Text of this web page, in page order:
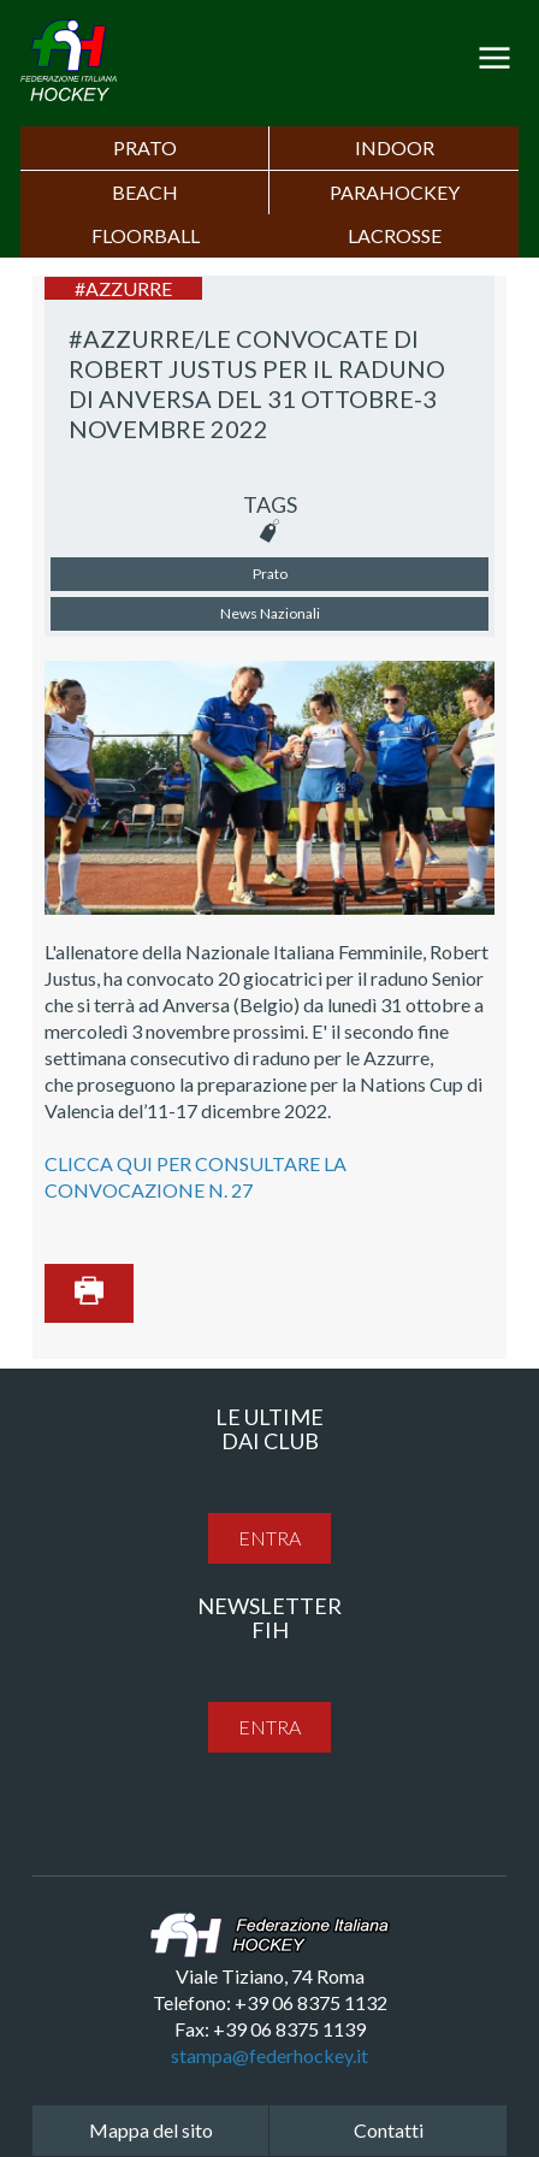
PRATO
INDOOR
BEACH
PARAHOCKEY
FLOORBALL
LACROSSE
#AZZURRE/LE CONVOCATE DI
ROBERT JUSTUS PER IL RADUNO
DI ANVERSA DEL 31 OTTOBRE-3
NOVEMBRE 2022
#AZZURRE
TAGS
Prato
News Nazionali
L'allenatore della Nazionale Italiana Femminile, Robert
Justus, ha convocato 20 giocatrici per il raduno Senior
che si terrà ad Anversa (Belgio) da lunedì 31 ottobre a
mercoledì 3 novembre prossimi. E' il secondo fine
settimana consecutivo di raduno per le Azzurre,
che proseguono la preparazione per la Nations Cup di
Valencia del’11-17 dicembre 2022.
CLICCA QUI PER CONSULTARE LA
CONVOCAZIONE N. 27
LE ULTIME
DAI CLUB
ENTRA
NEWSLETTER
FIH
ENTRA
Viale Tiziano, 74 Roma
Telefono: +39 06 8375 1132
Fax: +39 06 8375 1139
stampa@federhockey.it
Mappa del sito Contatti